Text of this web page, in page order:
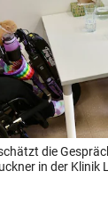
GmbH & Co KG
die
in der Klinik